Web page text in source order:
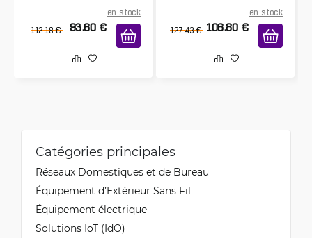
en stock
112.18 € 93.60 €
en stock
127.43 € 106.80 €
Catégories principales
Réseaux Domestiques et de Bureau
Équipement d’Extérieur Sans Fil
Équipement électrique
Solutions IoT (IdO)